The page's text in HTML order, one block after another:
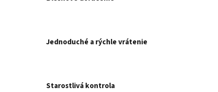
Jednoduché a rýchle vrátenie
Starostlivá kontrola